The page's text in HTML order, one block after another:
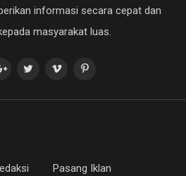
informasi secara cepat dan
masyarakat luas.
Pasang Iklan